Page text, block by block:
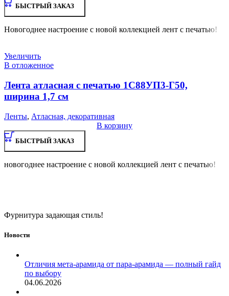
БЫСТРЫЙ ЗАКАЗ
Новогоднее настроение с новой коллекцией лент с печатью!
Увеличить
В отложенное
Лента атласная с печатью 1С88УП3-Г50,
ширина 1,7 см
Ленты, Атласная, декоративная
В корзину
БЫСТРЫЙ ЗАКАЗ
новогоднее настроение с новой коллекцией лент с печатью!
Фурнитура задающая стиль!
Новости
Отличия мета-арамида от пара-арамида — полный гайд
по выбору
04.06.2026